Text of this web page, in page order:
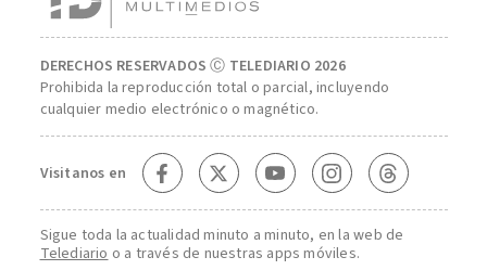
DERECHOS RESERVADOS Ⓒ TELEDIARIO 2026
Prohibida la reproducción total o parcial, incluyendo
cualquier medio electrónico o magnético.
Visitanos en
Sigue toda la actualidad minuto a minuto, en la web de
Telediarioo a través de nuestras apps móviles.